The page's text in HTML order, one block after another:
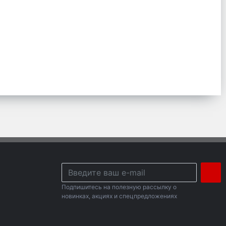
Подпишитесь на полезную рассылку о
новинках, акциях и спецпредложениях